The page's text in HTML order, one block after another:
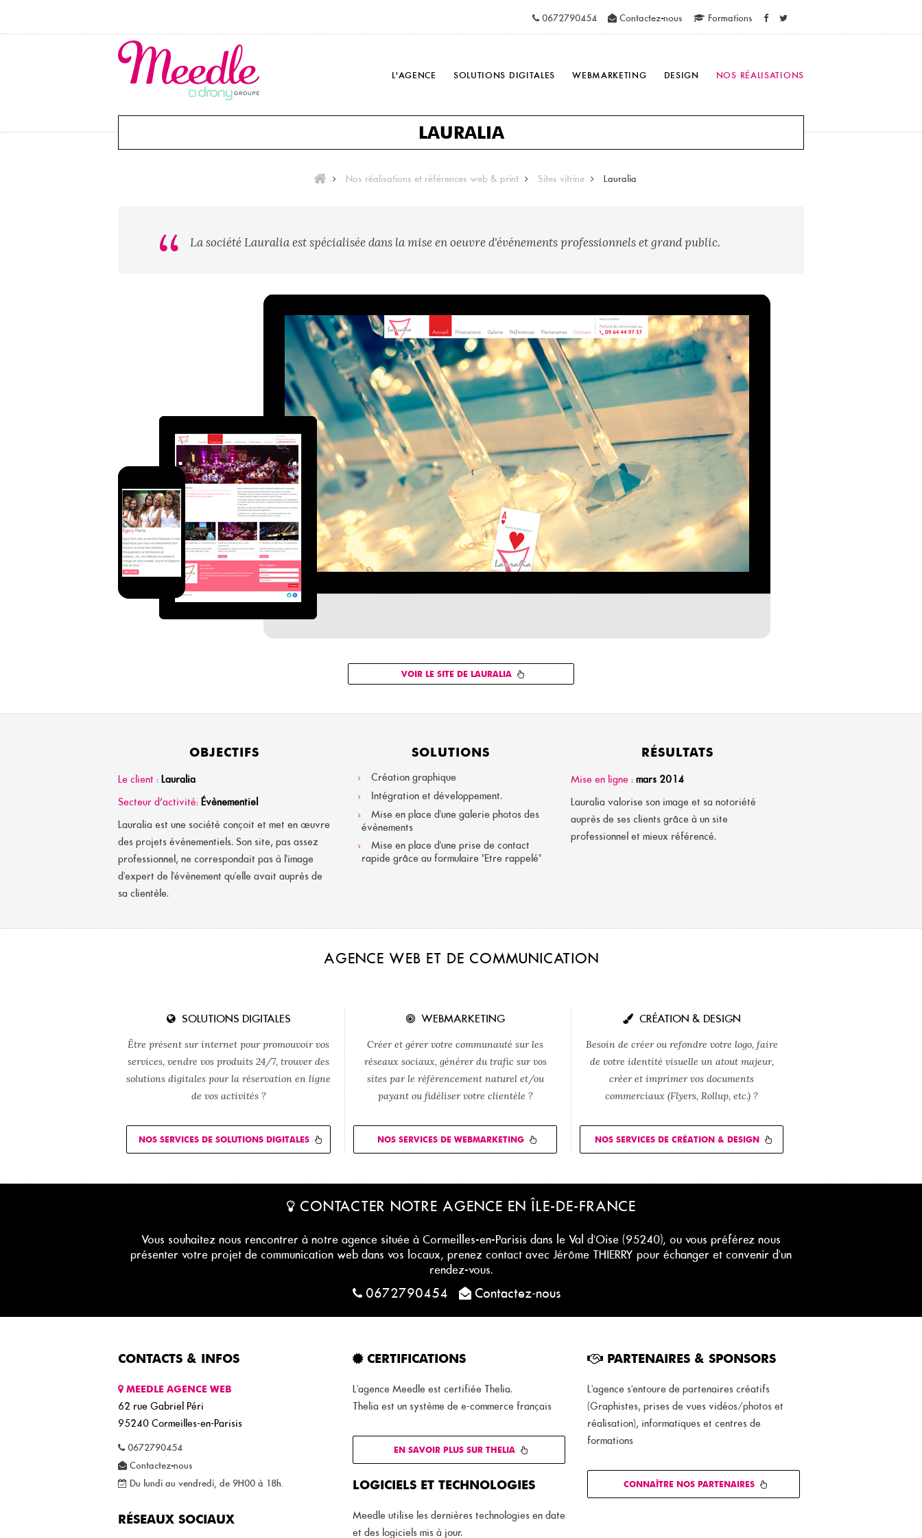
0672790454 Contactez-nous Formations
L'AGENCE SOLUTIONS DIGITALES WEBMARKETING DESIGN NOS RÉALISATIONS
LAURALIA
Nos réalisations et références web & print Sites vitrine Lauralia
La société Lauralia est spécialisée dans la mise en oeuvre d'événements professionnels et grand public.
VOIR LE SITE DE LAURALIA
OBJECTIFS
Le client : Lauralia
Secteur d’activité: Évènementiel
Lauralia est une société conçoit et met en œuvre
des projets événementiels. Son site, pas assez
professionnel, ne correspondait pas à l'image
d'expert de l'évènement qu'elle avait auprès de
sa clientèle.
SOLUTIONS
Création graphique
Intégration et développement.
Mise en place d'une galerie photos des
évènements
Mise en place d'une prise de contact
rapide grâce au formulaire "Etre rappelé"
RÉSULTATS
Mise en ligne : mars 2014
Lauralia valorise son image et sa notoriété
auprès de ses clients grâce à un site
professionnel et mieux référencé.
AGENCE WEB ET DE COMMUNICATION
SOLUTIONS DIGITALES
Être présent sur internet pour promouvoir vos
services, vendre vos produits 24/7, trouver des
solutions digitales pour la réservation en ligne
de vos activités ?
NOS SERVICES DE SOLUTIONS DIGITALES
WEBMARKETING
Créer et gérer votre communauté sur les
réseaux sociaux, générer du trafic sur vos
sites par le référencement naturel et/ou
payant ou fidéliser votre clientèle ?
NOS SERVICES DE WEBMARKETING
CRÉATION & DESIGN
Besoin de créer ou refondre votre logo, faire
de votre identité visuelle un atout majeur,
créer et imprimer vos documents
commerciaux (Flyers, Rollup, etc.) ?
NOS SERVICES DE CRÉATION & DESIGN
CONTACTER NOTRE AGENCE EN ÎLE-DE-FRANCE
Vous souhaitez nous rencontrer à notre agence située à Cormeilles-en-Parisis dans le Val d'Oise (95240), ou vous préférez nous
présenter votre projet de communication web dans vos locaux, prenez contact avec Jérôme THIERRY pour échanger et convenir d'un
rendez-vous.
0672790454 Contactez-nous
CONTACTS & INFOS
MEEDLE AGENCE WEB
62 rue Gabriel Péri
95240 Cormeilles-en-Parisis
0672790454
Contactez-nous
Du lundi au vendredi, de 9H00 à 18h.
RÉSEAUX SOCIAUX
CERTIFICATIONS
L'agence Meedle est certifiée Thelia.
Thelia est un système de e-commerce français
EN SAVOIR PLUS SUR THELIA
LOGICIELS ET TECHNOLOGIES
Meedle utilise les dernières technologies en date
et des logiciels mis à jour.
PARTENAIRES & SPONSORS
L'agence s'entoure de partenaires créatifs
(Graphistes, prises de vues vidéos/photos et
réalisation), informatiques et centres de
formations
CONNAÎTRE NOS PARTENAIRES